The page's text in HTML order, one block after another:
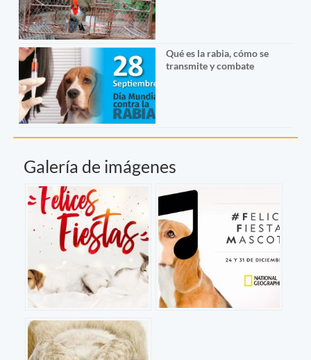
Qué es la rabia, cómo se
transmite y combate
Galería de imágenes